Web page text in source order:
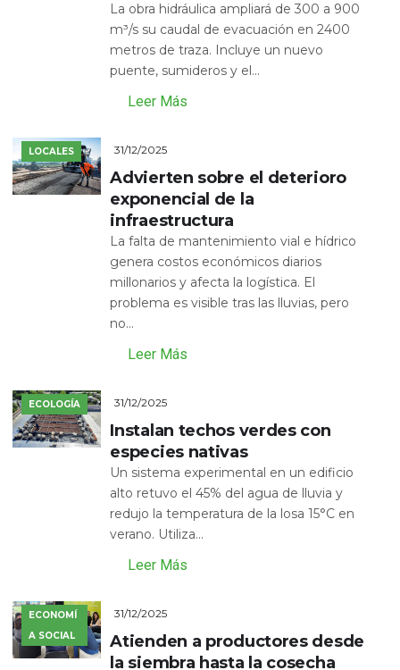
La obra hidráulica ampliará de 300 a 900
m³/s su caudal de evacuación en 2400
metros de traza. Incluye un nuevo
puente, sumideros y el...
Leer Más
LOCALES 31/12/2025
Advierten sobre el deterioro
exponencial de la
infraestructura
La falta de mantenimiento vial e hídrico
genera costos económicos diarios
millonarios y afecta la logística. El
problema es visible tras las lluvias, pero
no...
Leer Más
ECOLOGÍA 31/12/2025
Instalan techos verdes con
especies nativas
Un sistema experimental en un edificio
alto retuvo el 45% del agua de lluvia y
redujo la temperatura de la losa 15°C en
verano. Utiliza...
Leer Más
ECONOMÍ
A SOCIAL
31/12/2025
Atienden a productores desde
la siembra hasta la cosecha